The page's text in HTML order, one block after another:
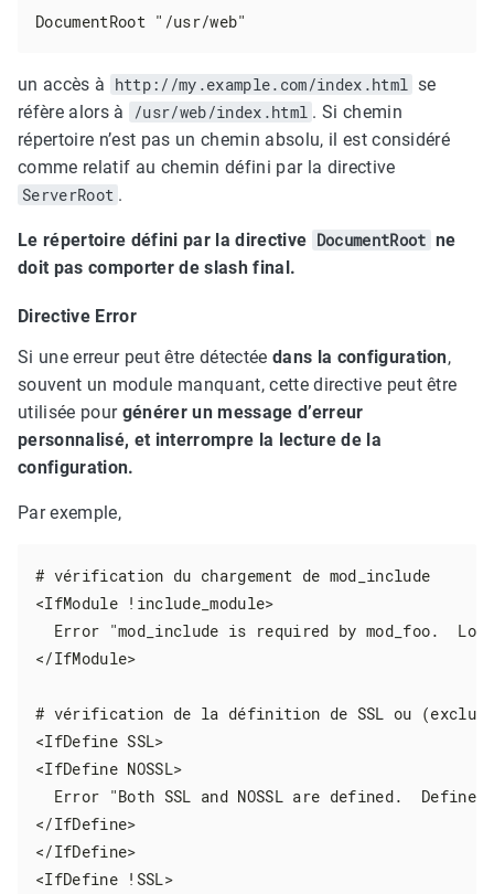
DocumentRoot "/usr/web"
un accès à http://my.example.com/index.html se
réfère alors à
/usr/web/index.html . Si chemin
répertoire n’est pas un chemin absolu, il est considéré
comme relatif au chemin défini par la directive
ServerRoot .
Le répertoire défini par la directive DocumentRoot ne
doit pas comporter de slash final.
Directive Error
Si une erreur peut être détectée dans la configuration,
souvent un module manquant, cette directive peut être
utilisée pour générer un message d’erreur
personnalisé, et interrompre la lecture de la
configuration.
Par exemple,
# vérification du chargement de mod_include
<IfModule !include_module>
Error "mod_include is required by mod_foo.
</IfModule>
# vérification de la définition de SSL ou
<IfDefine SSL>
<IfDefine NOSSL>
Error "Both SSL and NOSSL are defined.  Define
</IfDefine>
</IfDefine>
<IfDefine !SSL>